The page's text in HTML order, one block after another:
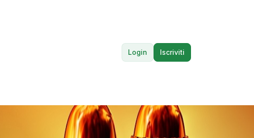
Login Iscriviti